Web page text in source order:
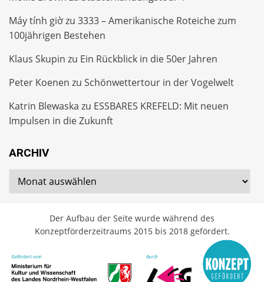
Máy tính giờzu 3333 – Amerikanische Roteiche zum
100jährigen Bestehen
Klaus Skupin zu Ein Rückblick in die 50er Jahren
Peter Koenen zu Schönwettertour in der Vogelwelt
Katrin Blewaska zu ESSBARES KREFELD: Mit neuen
Impulsen in die Zukunft
ARCHIV
Archiv
Der Aufbau der Seite wurde während des
Konzeptförderzeitraums 2015 bis 2018 gefördert.